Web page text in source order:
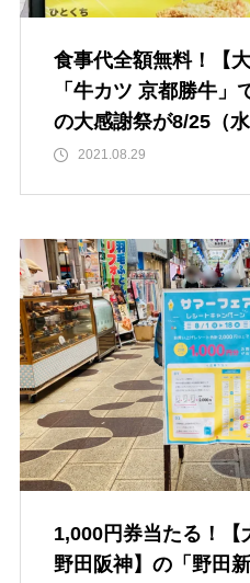
食事代全額無料！【大
「牛カツ 京都勝牛」
の大感謝祭が8/25（
ト！2021.08.29
1,000円券当たる！【
野田阪神】の「野田